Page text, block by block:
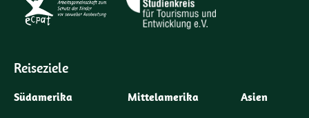
Reiseziele
Südamerika Mittelamerika Asien